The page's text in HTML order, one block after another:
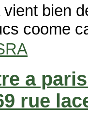
bien
coome
a
rue